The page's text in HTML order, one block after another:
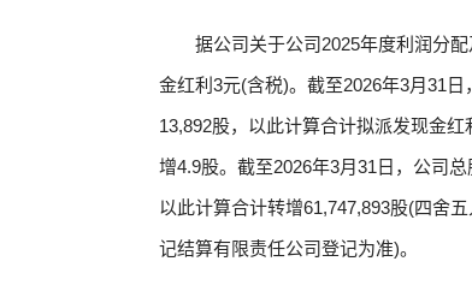
据公司关于公司2025年度利润分
金红利3元(含税)。截至2026年3月31
13,892股，以此计算合计拟派发现金
增4.9股。截至2026年3月31日，公司
以此计算合计转增61,747,893股(四舍
记结算有限责任公司登记为准)。